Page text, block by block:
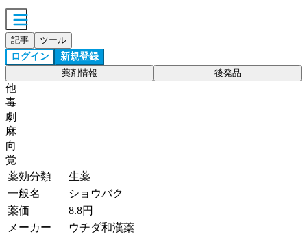
記事 ツール
ログイン 新規登録
薬剤情報 後発品
他
毒
劇
麻
向
覚
薬効分類
生薬
一般名
ショウバク
薬価
8.8円
メーカー
ウチダ和漢薬